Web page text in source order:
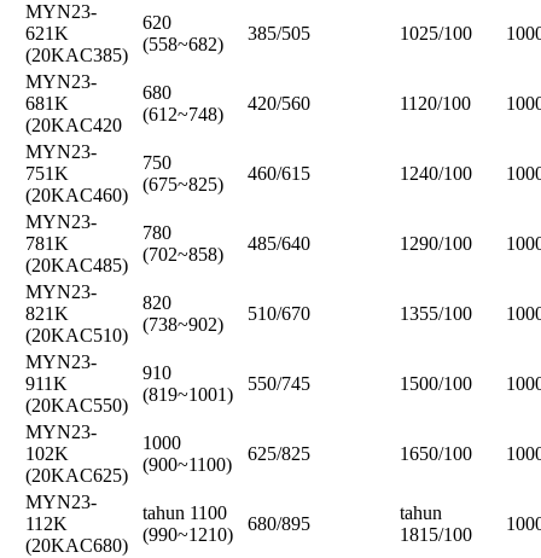
MYN23-
621K
(20KAC385)
620
(558~682)
385/505 1025/100
MYN23-
681K
(20KAC420
680
(612~748)
420/560 1120/100
MYN23-
751K
(20KAC460)
750
(675~825)
460/615 1240/100
MYN23-
781K
(20KAC485)
780
(702~858)
485/640 1290/100
MYN23-
821K
(20KAC510)
820
(738~902)
510/670 1355/100
MYN23-
911K
(20KAC550)
910
(819~1001)
550/745 1500/100
MYN23-
102K
(20KAC625)
1000
(900~1100)
625/825 1650/100
MYN23-
112K
(20KAC680)
tahun 1100
(990~1210)
680/895
tahun
1815/100